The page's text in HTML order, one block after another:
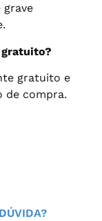
grave
gratuito e
de compra.